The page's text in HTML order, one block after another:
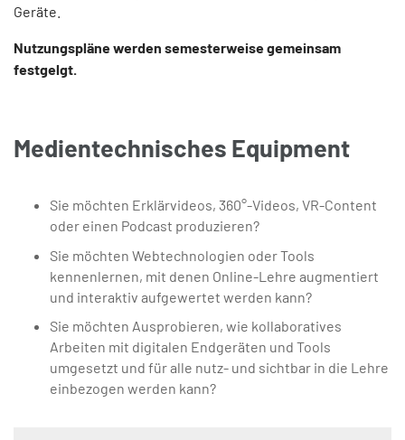
Geräte.
Nutzungspläne werden semesterweise gemeinsam
festgelgt.
Medientechnisches Equipment
Sie möchten Erklärvideos, 360°-Videos, VR-Content
oder einen Podcast produzieren?
Sie möchten Webtechnologien oder Tools
kennenlernen, mit denen Online-Lehre augmentiert
und interaktiv aufgewertet werden kann?
Sie möchten Ausprobieren, wie kollaboratives
Arbeiten mit digitalen Endgeräten und Tools
umgesetzt und für alle nutz- und sichtbar in die Lehre
einbezogen werden kann?